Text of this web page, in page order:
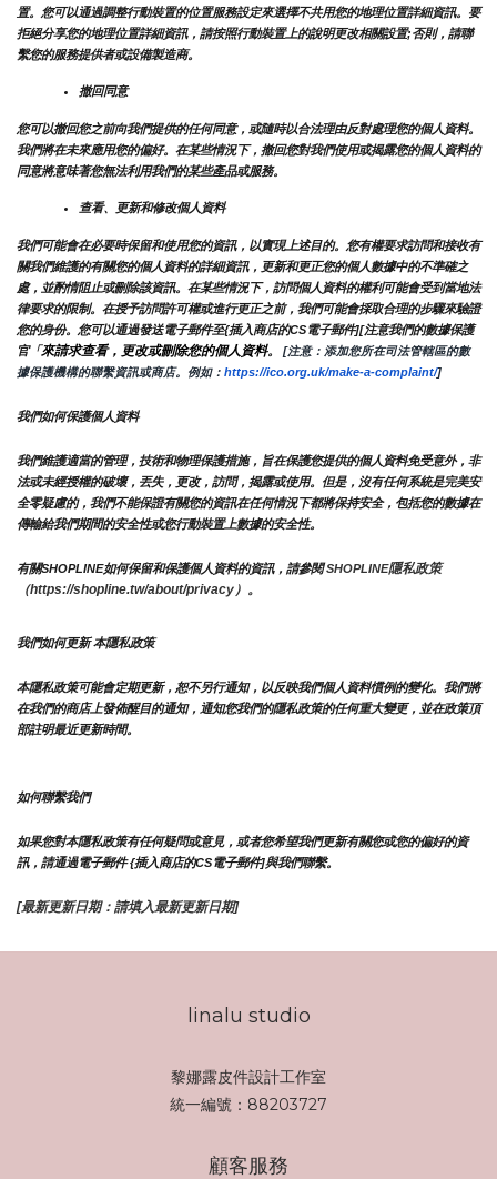
置。您可以通過調整行動裝置的位置服務設定來選擇不共用您的地理位置詳細資訊。要
拒絕分享您的地理位置詳細資訊，請按照行動裝置上的說明更改相關設置;否則，請聯
繫您的服務提供者或設備製造商。
撤回同意
您可以撤回您之前向我們提供的任何同意，或隨時以合法理由反對處理您的個人資料。
我們將在未來應用您的偏好。在某些情況下，撤回您對我們使用或揭露您的個人資料的
同意將意味著您無法利用我們的某些產品或服務。
查看、更新和修改個人資料
我們可能會在必要時保留和使用您的資訊，以實現上述目的。您有權要求訪問和接收有
關我們維護的有關您的個人資料的詳細資訊，更新和更正您的個人數據中的不準確之
處，並酌情阻止或刪除該資訊。在某些情況下，訪問個人資料的權利可能會受到當地法
律要求的限制。在授予訪問許可權或進行更正之前，我們可能會採取合理的步驟來驗證
您的身份。您可以通過發送電子郵件至{插入商店的CS電子郵件][注意我們的數據保護
官「來請求查看，更改或刪除您的個人資料。
[注意：添加您所在司法管轄區的數
據保護機構的聯繫資訊或商店。例如： https://ico.org.uk/make-a-complaint/]
我們如何保護個人資料
我們維護適當的管理，技術和物理保護措施，旨在保護您提供的個人資料免受意外，非
法或未經授權的破壞，丟失，更改，訪問，揭露或使用。但是，沒有任何系統是完美安
全零疑慮的，我們不能保證有關您的資訊在任何情況下都將保持安全，包括您的數據在
傳輸給我們期間的安全性或您行動裝置上數據的安全性。
有關SHOPLINE如何保留和保護個人資料的資訊，請參閱 SHOPLINE隱私政策
（https://shopline.tw/about/privacy）。
我們如何更新 本隱私政策
本隱私政策可能會定期更新，恕不另行通知，以反映我們個人資料慣例的變化。我們將
在我們的商店上發佈醒目的通知，通知您我們的隱私政策的任何重大變更，並在政策頂
部註明最近更新時間。
如何聯繫我們
如果您對本隱私政策有任何疑問或意見，或者您希望我們更新有關您或您的偏好的資
訊，請通過電子郵件 {插入商店的CS電子郵件]與我們聯繫。
[最新更新日期：請填入最新更新日期]
linalu studio
黎娜露皮件設計工作室
統一編號：88203727
顧客服務